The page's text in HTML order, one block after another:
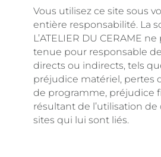
Vous utilisez ce site sous
entière responsabilité. La
L’ATELIER DU CERAME
tenue pour responsable
directs ou indirects, tels
préjudice matériel, pertes
de programme, préjudice
résultant de l’utilisation de
sites qui lui sont liés.